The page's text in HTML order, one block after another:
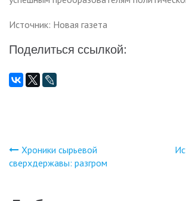
Источник: Новая газета
Поделиться ссылкой:
Навигация
Хроники сырьевой
сверхдержавы: разгром